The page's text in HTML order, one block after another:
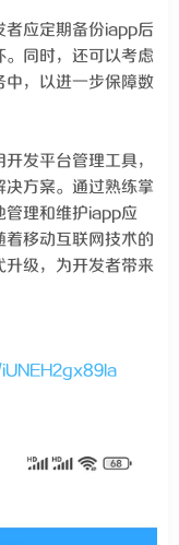
者应定期备份iapp后
同时，还可以考虑
中，以进一步保障数
发平台管理工具，
方案。通过熟练掌
管理和维护iapp应
移动互联网技术的
级，为开发者带来